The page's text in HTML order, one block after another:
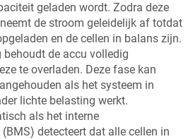
geladen wordt. Zodra deze
de stroom geleidelijk af totdat
en de cellen in balans zijn.
behoudt de accu volledig
te overladen. Deze fase kan
als het systeem in
lichte belasting werkt.
als het interne
detecteert dat alle cellen in